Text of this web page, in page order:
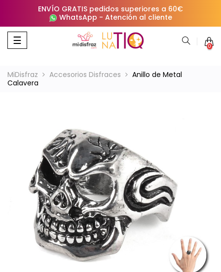
ENVÍO GRATIS pedidos superiores a 60€
WhatsApp - Atención al cliente
Navegación
de
☰ 0
MiDisfraz Accesorios Disfraces
Anillo de Metal
Calavera